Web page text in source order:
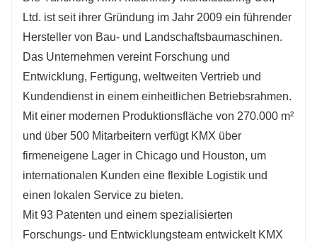
Ltd. ist seit ihrer Gründung im Jahr 2009 ein führender
Hersteller von Bau- und Landschaftsbaumaschinen.
Das Unternehmen vereint Forschung und
Entwicklung, Fertigung, weltweiten Vertrieb und
Kundendienst in einem einheitlichen Betriebsrahmen.
Mit einer modernen Produktionsfläche von 270.000 m²
und über 500 Mitarbeitern verfügt KMX über
firmeneigene Lager in Chicago und Houston, um
internationalen Kunden eine flexible Logistik und
einen lokalen Service zu bieten.
Mit 93 Patenten und einem spezialisierten
Forschungs- und Entwicklungsteam entwickelt KMX